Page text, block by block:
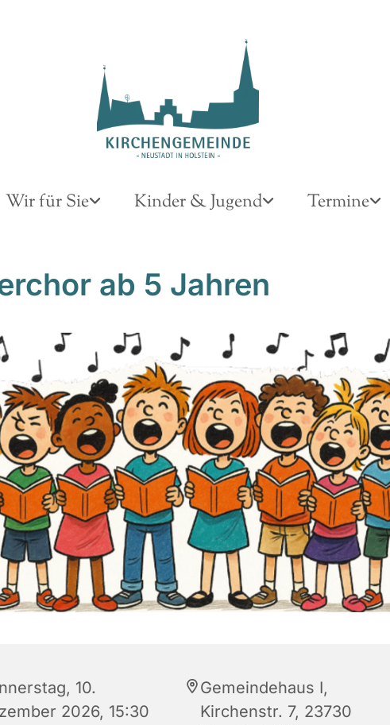
Wir für Sie Kinder & Jugend Termine
ab 5 Jahren
10.
2026, 15:30
Gemeindehaus I,
Kirchenstr. 7, 23730